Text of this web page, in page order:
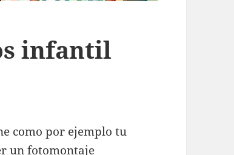
infantil
como por ejemplo tu
un fotomontaje